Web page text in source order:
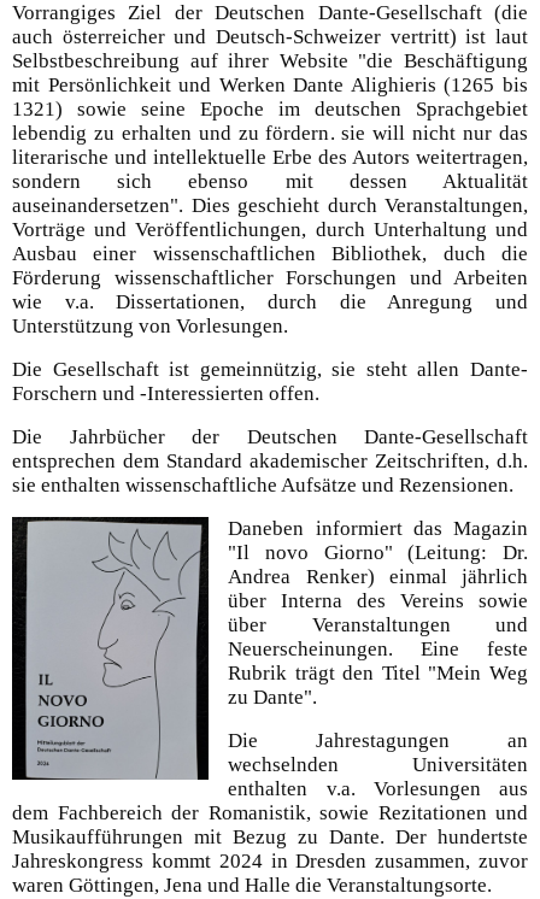
Vorrangiges Ziel der Deutschen Dante-Gesellschaft (die
auch österreicher und Deutsch-Schweizer vertritt) ist laut
Selbstbeschreibung auf ihrer Website "die Beschäftigung
mit Persönlichkeit und Werken Dante Alighieris (1265 bis
1321) sowie seine Epoche im deutschen Sprachgebiet
lebendig zu erhalten und zu fördern. sie will nicht nur das
literarische und intellektuelle Erbe des Autors weitertragen,
sondern sich ebenso mit dessen Aktualität
auseinandersetzen". Dies geschieht durch Veranstaltungen,
Vorträge und Veröffentlichungen, durch Unterhaltung und
Ausbau einer wissenschaftlichen Bibliothek, duch die
Förderung wissenschaftlicher Forschungen und Arbeiten
wie v.a. Dissertationen, durch die Anregung und
Unterstützung von Vorlesungen.
Die Gesellschaft ist gemeinnützig, sie steht allen Dante-
Forschern und -Interessierten offen.
Die Jahrbücher der Deutschen Dante-Gesellschaft
entsprechen dem Standard akademischer Zeitschriften, d.h.
sie enthalten wissenschaftliche Aufsätze und Rezensionen.
Daneben informiert das Magazin
"Il novo Giorno" (Leitung: Dr.
Andrea Renker) einmal jährlich
über Interna des Vereins sowie
über Veranstaltungen und
Neuerscheinungen. Eine feste
Rubrik trägt den Titel "Mein Weg
zu Dante".
Die Jahrestagungen an
wechselnden Universitäten
enthalten v.a. Vorlesungen aus
dem Fachbereich der Romanistik, sowie Rezitationen und
Musikaufführungen mit Bezug zu Dante. Der hundertste
Jahreskongress kommt 2024 in Dresden zusammen, zuvor
waren Göttingen, Jena und Halle die Veranstaltungsorte.